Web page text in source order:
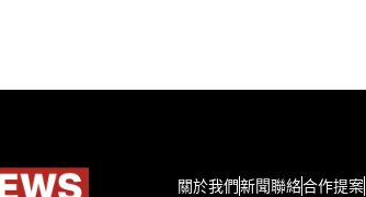
關於我們新聞聯絡合作提案